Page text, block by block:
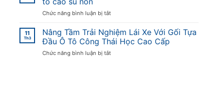
Ngào
Đượm
Mật
Thịt
cầy
“bùng
hương
Chức năng bình luận bị tắtở
ý
cách
chọn
và
11
Th3
Nâng Tầm Trải Nghiệm Lái Xe Với Gối Tựa
Đầu Ô Tô Công Thái Học Cao Cấp
Chức năng bình luận bị tắtở